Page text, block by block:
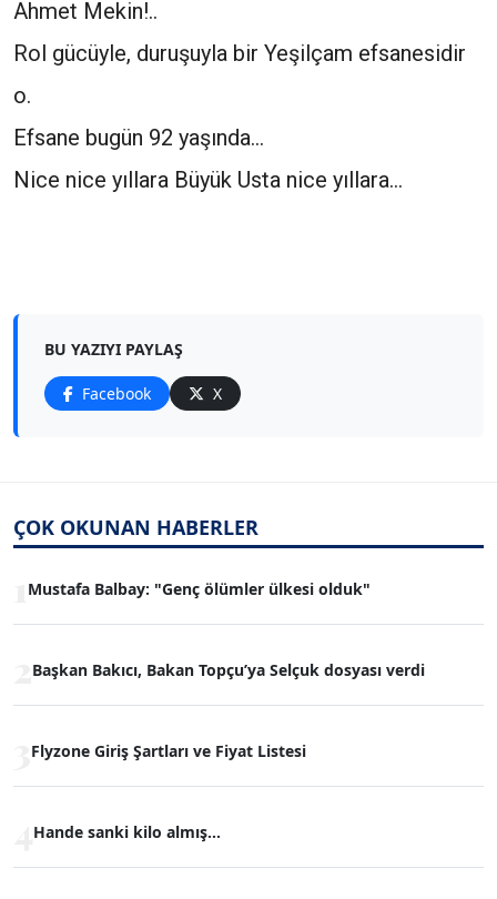
Ahmet Mekin!..
Rol gücüyle, duruşuyla bir Yeşilçam efsanesidir
o.
Efsane bugün 92 yaşında...
Nice nice yıllara Büyük Usta nice yıllara...
BU YAZIYI PAYLAŞ
Facebook X
ÇOK OKUNAN HABERLER
Mustafa Balbay: "Genç ölümler ülkesi olduk"
Başkan Bakıcı, Bakan Topçu’ya Selçuk dosyası verdi
Flyzone Giriş Şartları ve Fiyat Listesi
Hande sanki kilo almış...